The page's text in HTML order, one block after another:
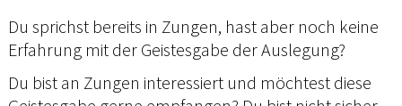
Du sprichst bereits in Zungen, hast aber noch keine
Erfahrung mit der Geistesgabe der Auslegung?
Du bist an Zungen interessiert und möchtest diese